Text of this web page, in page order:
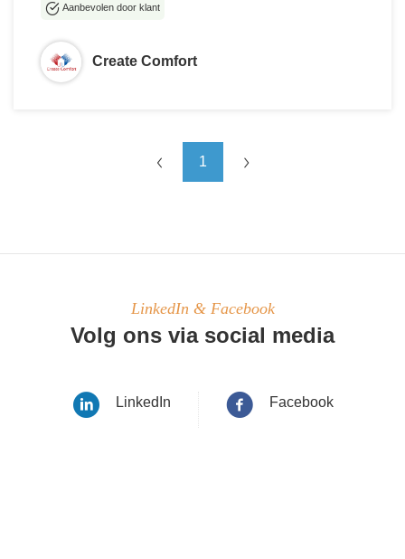
Create Comfort
Aanbevolen door klant
1
LinkedIn & Facebook
Volg ons via social media
LinkedIn Facebook